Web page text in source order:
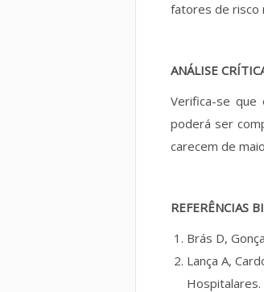
fatores de risco
ANÁLISE
Verifica-se que
poderá ser
carecem de
REFERÊNCIAS
Brás D,
Lança A,
Hospitalares.